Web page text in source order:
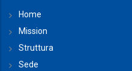
Home
Mission
Struttura
Sede